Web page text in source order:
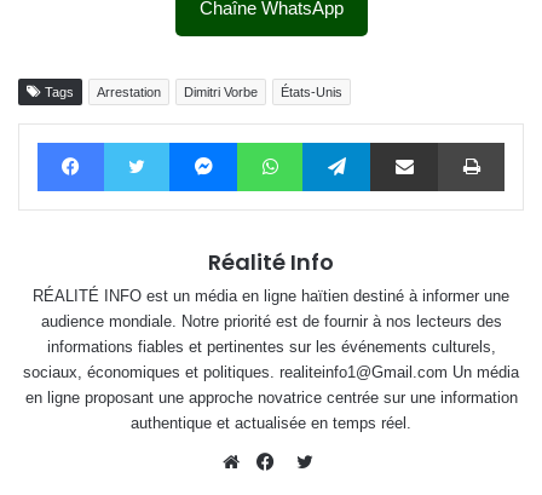
Chaîne WhatsApp
Tags Arrestation Dimitri Vorbe États-Unis
FacebookTwitter MessengerWhatsAppTelegram Partager par email
Réalité Info
RÉALITÉ INFO est un média en ligne haïtien destiné à informer une
audience mondiale. Notre priorité est de fournir à nos lecteurs des
informations fiables et pertinentes sur les événements culturels,
sociaux, économiques et politiques. realiteinfo1@Gmail.com Un média
en ligne proposant une approche novatrice centrée sur une information
authentique et actualisée en temps réel.